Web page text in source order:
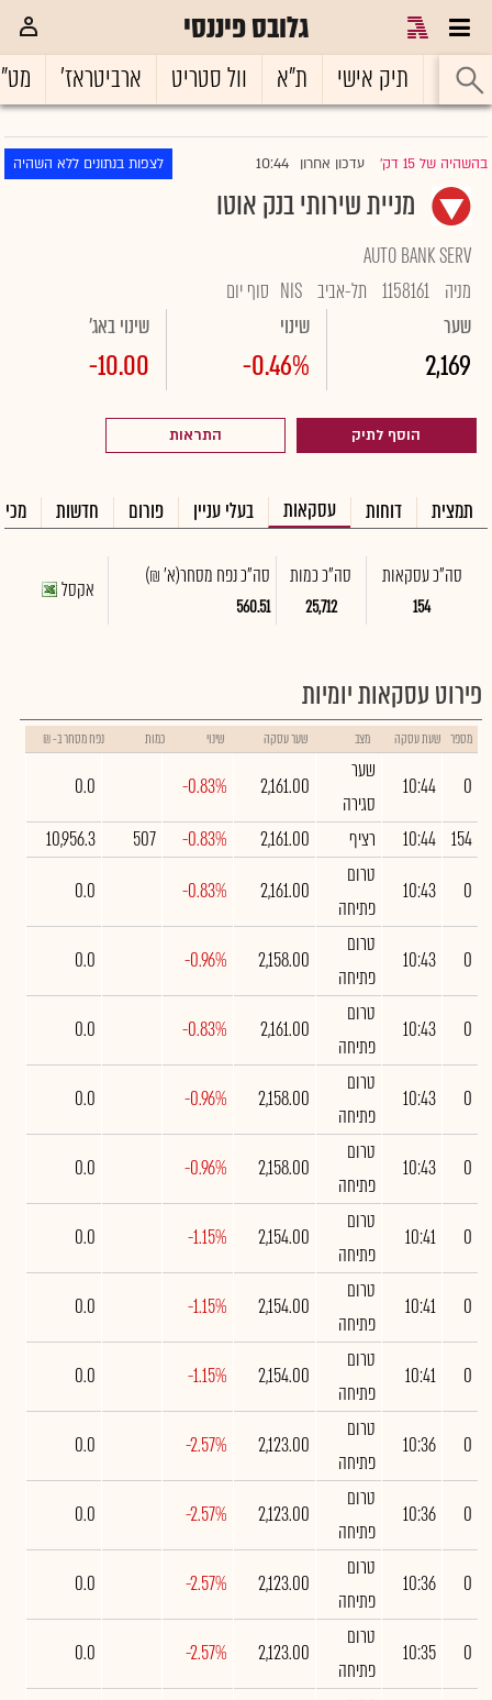
גלובס פיננסי
ראשי תיק אישי ת"א וול סטריט ארביטראז'
בהשהיה של 15 דק' |עדכון אחרון 10:44 לצפות בנתונים ללא השהיה
מניית שירותי בנק אוטו
AUTO BANK SERV
מניה 1158161 תל-אביב NIS סוף יום
שער
2,169
שינוי
-0.46%
שינוי באג'
-10.00
הוסף לתיק התראות
תמצית דוחות עסקאות בעלי עניין פורום חדשות
סה"כ עסקאות
154
סה"כ כמות
25,712
סה"כ נפח מסחר(א' ₪)
560.51
אקסל
פירוט עסקאות יומיות
מספר שעת עסקה מצב שער עסקה שינוי כמות נפח מסחר ב- ₪
0
10:44
שער
סגירה
2,161.00
-0.83%
0.0
154
10:44 רציף 2,161.00
-0.83%
507
10,956.3
0
10:43
טרום
פתיחה
2,161.00
-0.83%
0.0
0
10:43
טרום
פתיחה
2,158.00
-0.96%
0.0
0
10:43
טרום
פתיחה
2,161.00
-0.83%
0.0
0
10:43
טרום
פתיחה
2,158.00
-0.96%
0.0
0
10:43
טרום
פתיחה
2,158.00
-0.96%
0.0
0
10:41
טרום
פתיחה
2,154.00
-1.15%
0.0
0
10:41
טרום
פתיחה
2,154.00
-1.15%
0.0
0
10:41
טרום
פתיחה
2,154.00
-1.15%
0.0
0
10:36
טרום
פתיחה
2,123.00
-2.57%
0.0
0
10:36
טרום
פתיחה
2,123.00
-2.57%
0.0
0
10:36
טרום
פתיחה
2,123.00
-2.57%
0.0
0
10:35
טרום
פתיחה
2,123.00
-2.57%
0.0